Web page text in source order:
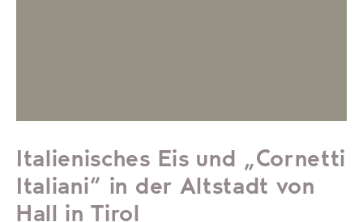
Italienisches Eis und „Cornetti
Italiani“ in der Altstadt von
Hall in Tirol